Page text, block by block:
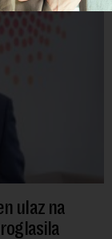
ulaz na